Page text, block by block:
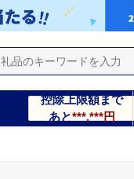
控除上限額まで
あと***,***円